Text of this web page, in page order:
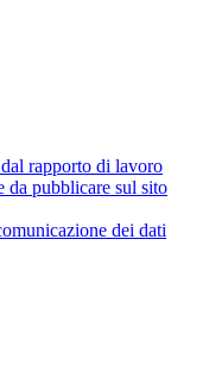
rapporto di lavoro
da pubblicare sul sito
dei dati